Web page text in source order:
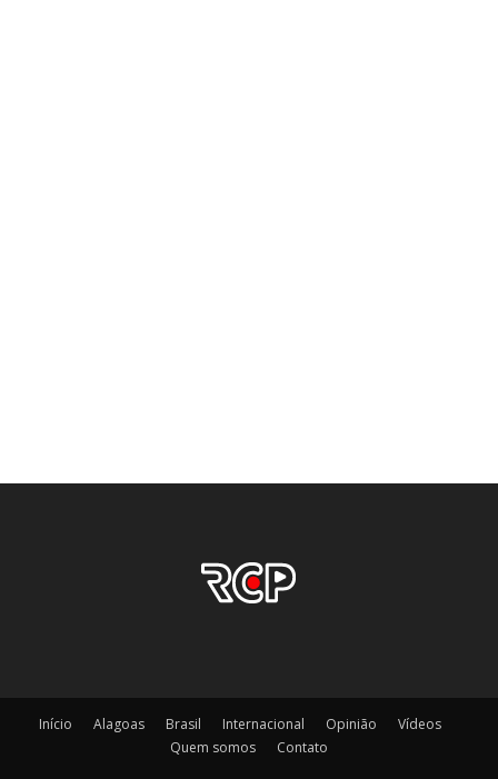
Início Alagoas Brasil Internacional Opinião
Vídeos
Quem somos
Contato